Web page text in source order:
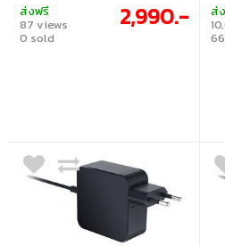
mm | 1.14 kg
ส่งฟรี
87 views
0 sold
2,990.- ส่